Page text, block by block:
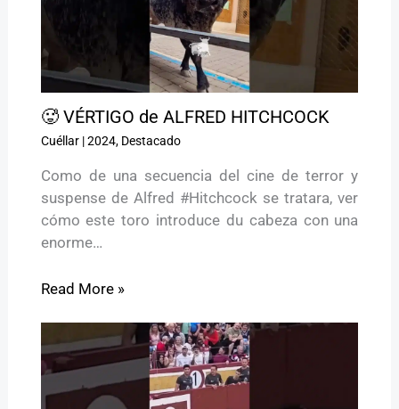
🥵 VÉRTIGO de ALFRED HITCHCOCK
Cuéllar|2024, Destacado
Como de una secuencia del cine de terror y
suspense de Alfred #Hitchcock se tratara, ver
cómo este toro introduce du cabeza con una
enorme…
Read More »